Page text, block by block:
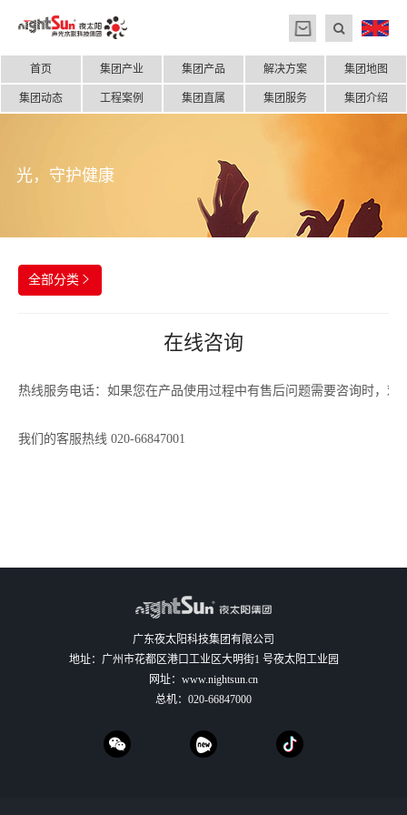
首页 集团产业 集团产品 解决方案 集团地图
集团动态 工程案例 集团直属 集团服务 集团介绍
光，守护健康
全部分类 
在线咨询
热线服务电话：如果您在产品使用过程中有售后问题需要咨询时，欢
我们的客服热线 020-66847001
广东夜太阳科技集团有限公司
地址：广州市花都区港口工业区大明街1 号夜太阳工业园
网址： www.nightsun.cn
总机： 020-66847000